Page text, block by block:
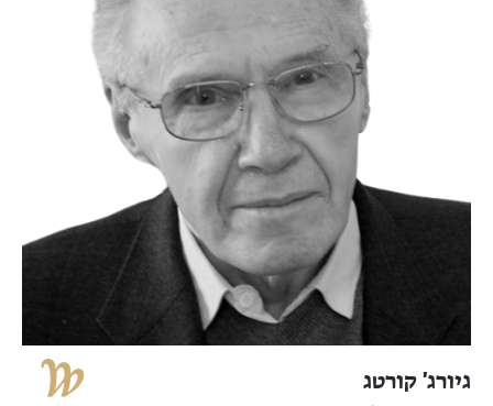
גיורג' קורטג